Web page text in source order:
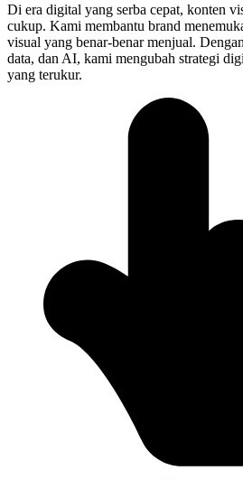
Di era digital yang serba cepat, konten
cukup. Kami membantu brand
visual yang benar-benar menjual.
data, dan AI, kami mengubah strategi
yang terukur.